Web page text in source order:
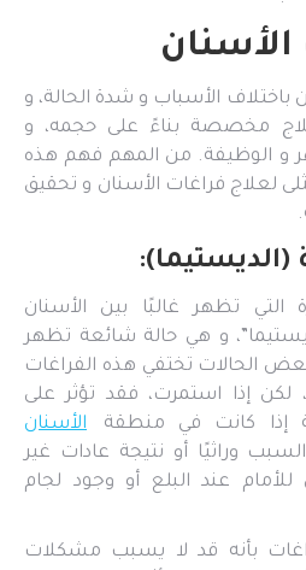
الأسنان
باختلاف الأسباب و شدة الحالة، و
مخصصة بناءً على حجمه، و
و الوظيفة. من المهم فهم هذه
لعلاج فراغات الأسنان و تحقيق
(الديستيما):
التي تظهر غالبًا بين الأسنان
و هي حالة شائعة تظهر
الحالات تختفي هذه الفراغات
، لكن إذا استمرت، فقد تؤثر على
إذا كانت في منطقة
الأسنان
وراثيًا أو نتيجة عادات غير
عند البلع أو وجود لجام
بأنه قد لا يسبب مشكلات